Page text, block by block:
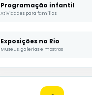
Programação infantil
Atividades para famílias
Exposições no Rio
Museus, galerias e mostras